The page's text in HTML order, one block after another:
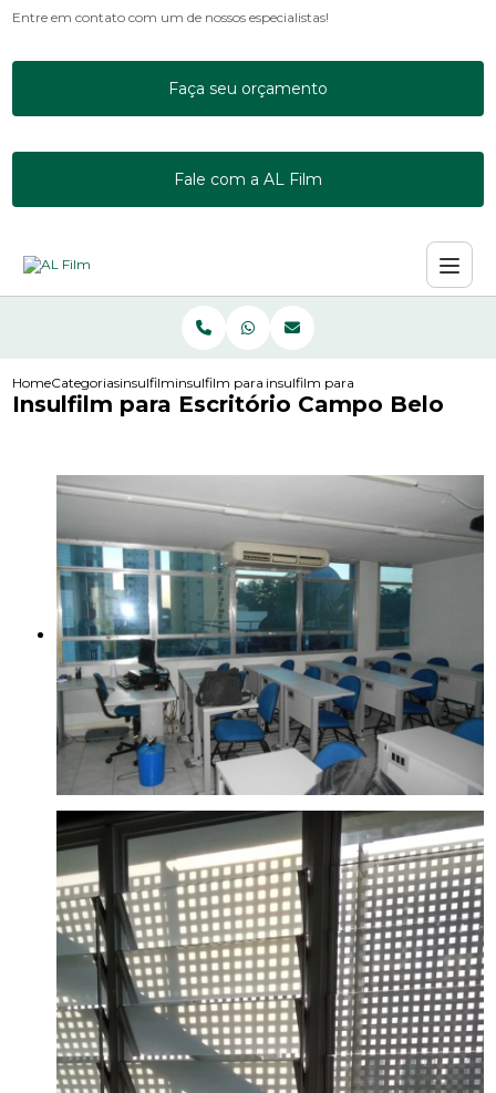
Entre em contato com um de nossos especialistas!
Faça seu orçamento
Fale com a AL Film
HomeCategoriasinsulfilminsulfilm para empresasinsulfilm para escritorio campo belo
Insulfilm para Escritório Campo Belo